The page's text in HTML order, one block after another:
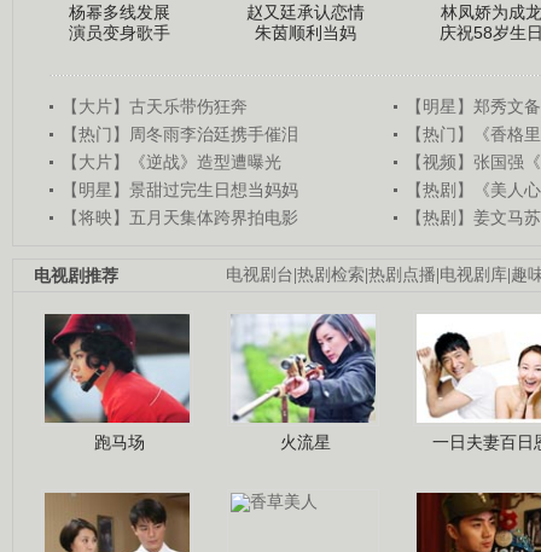
杨幂多线发展
演员变身歌手
赵又廷承认恋情
朱茵顺利当妈
林凤娇为成龙
庆祝58岁生
【大片】古天乐带伤狂奔
【明星】郑秀文
【热门】周冬雨李治廷携手催泪
【热门】《香格
【大片】《逆战》造型遭曝光
【视频】张国强
【明星】景甜过完生日想当妈妈
【热剧】《美人
【将映】五月天集体跨界拍电影
【热剧】姜文马
电视剧台|热剧检索|热剧点播|电视剧库|趣
电视剧推荐
跑马场 火流星 一日夫妻百日